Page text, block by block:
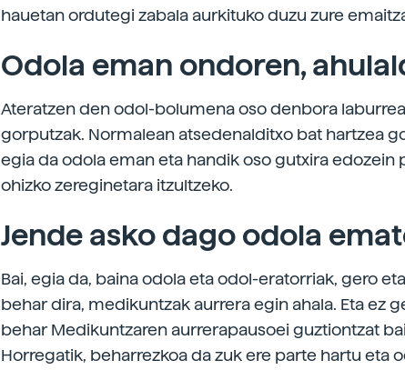
hauetan ordutegi zabala aurkituko duzu zure
Odola eman ondoren,
Ateratzen den odol-bolumena oso denbora
gorputzak. Normalean atsedenalditxo bat hartzea
egia da odola eman eta handik oso gutxira edozein
ohizko zereginetara itzultzeko.
Jende asko dago odola
Bai, egia da, baina odola eta odol-eratorriak, gero
behar dira, medikuntzak aurrera egin ahala. Eta ez
behar Medikuntzaren aurrerapausoei guztiontzat
Horregatik, beharrezkoa da zuk ere parte hartu eta